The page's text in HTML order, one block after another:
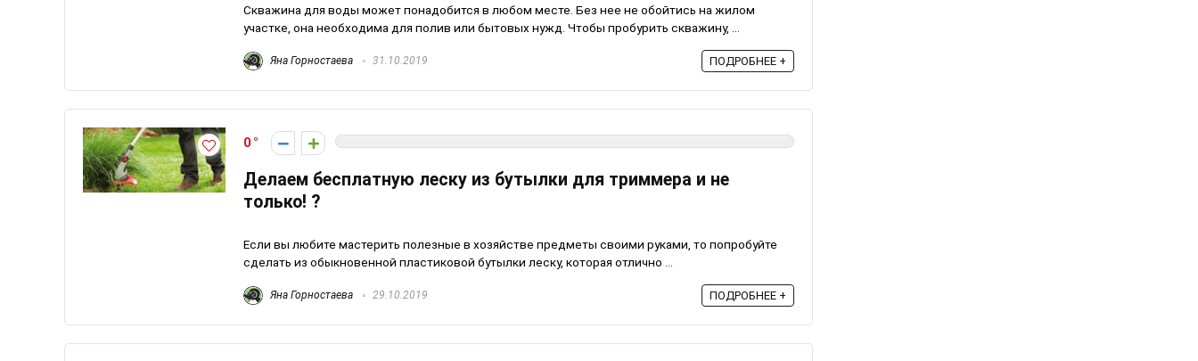
Скважина для воды может понадобится в любом месте. Без нее не обойтись на жилом
участке, она необходима для полив или бытовых нужд. Чтобы пробурить скважину, ...
Яна Горностаева 31.10.2019 ПОДРОБНЕЕ +
0
Делаем бесплатную леску из бутылки для триммера и не
только! ?
Если вы любите мастерить полезные в хозяйстве предметы своими руками, то попробуйте
сделать из обыкновенной пластиковой бутылки леску, которая отлично ...
Яна Горностаева 29.10.2019 ПОДРОБНЕЕ +